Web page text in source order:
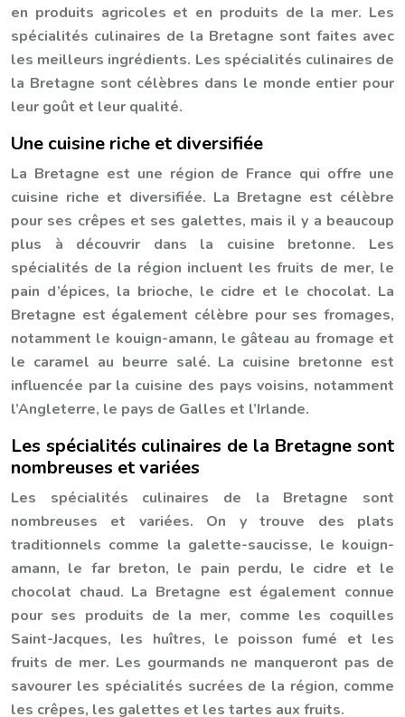
en produits agricoles et en produits de la mer. Les
spécialités culinaires de la Bretagne sont faites avec
les meilleurs ingrédients. Les spécialités culinaires de
la Bretagne sont célèbres dans le monde entier pour
leur goût et leur qualité.
Une cuisine riche et diversifiée
La Bretagne est une région de France qui offre une
cuisine riche et diversifiée. La Bretagne est célèbre
pour ses crêpes et ses galettes, mais il y a beaucoup
plus à découvrir dans la cuisine bretonne. Les
spécialités de la région incluent les fruits de mer, le
pain d’épices, la brioche, le cidre et le chocolat. La
Bretagne est également célèbre pour ses fromages,
notamment le kouign-amann, le gâteau au fromage et
le caramel au beurre salé. La cuisine bretonne est
influencée par la cuisine des pays voisins, notamment
l’Angleterre, le pays de Galles et l’Irlande.
Les spécialités culinaires de la Bretagne sont
nombreuses et variées
Les spécialités culinaires de la Bretagne sont
nombreuses et variées. On y trouve des plats
traditionnels comme la galette-saucisse, le kouign-
amann, le far breton, le pain perdu, le cidre et le
chocolat chaud. La Bretagne est également connue
pour ses produits de la mer, comme les coquilles
Saint-Jacques, les huîtres, le poisson fumé et les
fruits de mer. Les gourmands ne manqueront pas de
savourer les spécialités sucrées de la région, comme
les crêpes, les galettes et les tartes aux fruits.